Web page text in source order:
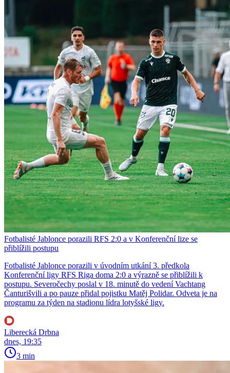
Fotbalisté Jablonce porazili RFS 2:0 a v Konferenční lize se
přiblížili postupu
Fotbalisté Jablonce porazili v úvodním utkání 3. předkola
Konferenční ligy RFS Riga doma 2:0 a výrazně se přiblížili k
postupu. Severočechy poslal v 18. minutě do vedení Vachtang
Čanturišvili a po pauze přidal pojistku Matěj Polidar. Odveta je na
programu za týden na stadionu lídra lotyšské ligy.
Liberecká Drbna
dnes, 19:35
3 min